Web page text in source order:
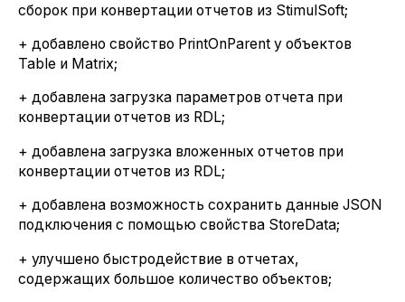
сборок при конвертации отчетов из StimulSoft;
+ добавлено свойство PrintOnParent у объектов
Table и Matrix;
+ добавлена загрузка параметров отчета при
конвертации отчетов из RDL;
+ добавлена загрузка вложенных отчетов при
конвертации отчетов из RDL;
+ добавлена возможность сохранить данные JSON
подключения с помощью свойства StoreData;
+ улучшено быстродействие в отчетах,
содержащих большое количество объектов;